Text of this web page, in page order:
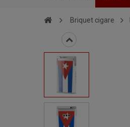
Briquet cigare